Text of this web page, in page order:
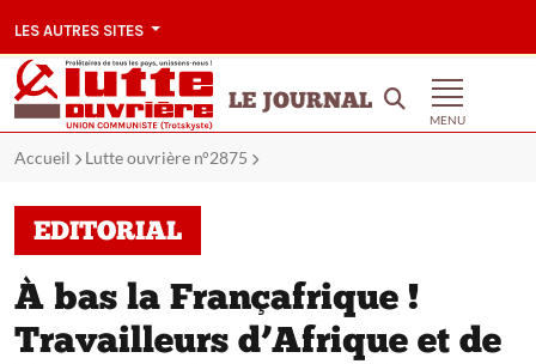
LES AUTRES SITES
LE JOURNAL
MENU
Accueil Lutte ouvrière n°2875
EDITORIAL
À bas la Françafrique !
Travailleurs d’Afrique et de